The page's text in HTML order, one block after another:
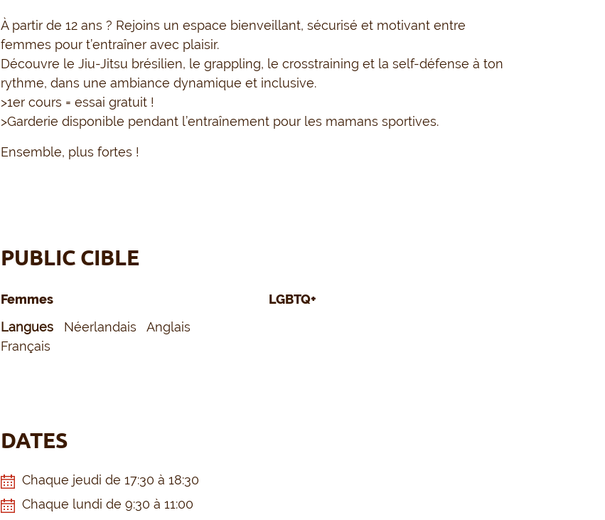
À partir de 12 ans ? Rejoins un espace bienveillant, sécurisé et motivant entre
femmes pour t’entraîner avec plaisir.
Découvre le Jiu-Jitsu brésilien, le grappling, le crosstraining et la self-défense à ton
rythme, dans une ambiance dynamique et inclusive.
>1er cours = essai gratuit !
>Garderie disponible pendant l’entraînement pour les mamans sportives.
Ensemble, plus fortes !
PUBLIC CIBLE
Femmes
LGBTQ+
Langues
Néerlandais
Anglais
Français
DATES
Chaque jeudi de 17:30 à 18:30
Chaque lundi de 9:30 à 11:00